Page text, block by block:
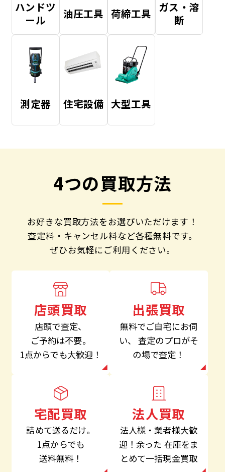
ハンドツ
ール
油圧工具 荷締工具
ガス・溶
断
測定器 住宅設備 大型工具
4つの買取方法
お好きな買取方法をお選びいただけます！
査定料・キャンセル料など各種無料です。
ぜひお気軽にご利用ください。
店頭買取
店頭で査定、
ご予約は不要。
1点からでも大歓迎！
出張買取
無料でご自宅にお伺
い、
査定のプロがそ
の場で査定！
宅配買取
詰めて送るだけ。
1点からでも
送料無料！
法人買取
法人様・業者様大歓
迎！余った 在庫をま
とめて一括現金買取